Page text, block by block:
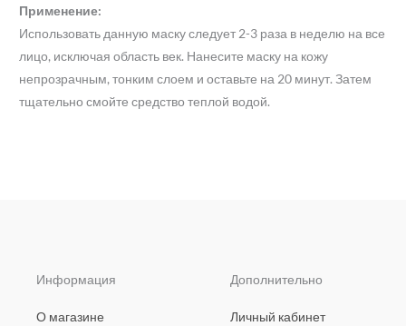
Применение:
Использовать данную маску следует 2-3 раза в неделю на все
лицо, исключая область век. Нанесите маску на кожу
непрозрачным, тонким слоем и оставьте на 20 минут. Затем
тщательно смойте средство теплой водой.
Информация
О магазине
Дополнительно
Личный кабинет